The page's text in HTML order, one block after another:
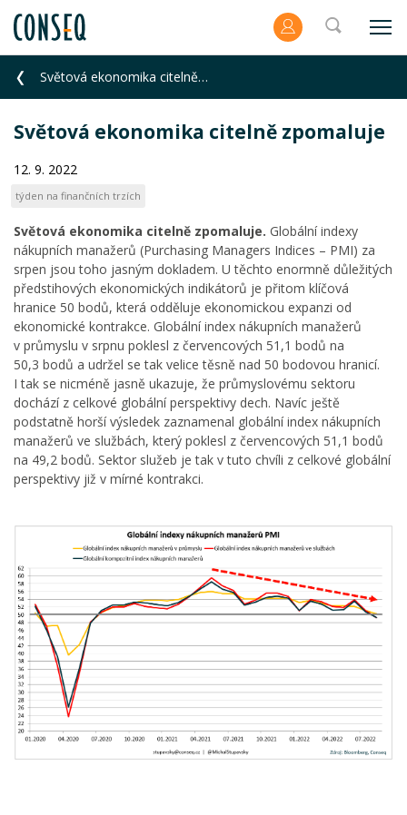
Světová ekonomika citelně zpomaluje
Světová ekonomika citelně zpomaluje
12. 9. 2022
týden na finančních trzích
Světová ekonomika citelně zpomaluje. Globální indexy
nákupních manažerů (Purchasing Managers Indices – PMI) za
srpen jsou toho jasným dokladem. U těchto enormně důležitých
předstihových ekonomických indikátorů je přitom klíčová
hranice 50 bodů, která odděluje ekonomickou expanzi od
ekonomické kontrakce. Globální index nákupních manažerů
v průmyslu v srpnu poklesl z červencových 51,1 bodů na
50,3 bodů a udržel se tak velice těsně nad 50 bodovou hranicí.
I tak se nicméně jasně ukazuje, že průmyslovému sektoru
dochází z celkové globální perspektivy dech. Navíc ještě
podstatně horší výsledek zaznamenal globální index nákupních
manažerů ve službách, který poklesl z červencových 51,1 bodů
na 49,2 bodů. Sektor služeb je tak v tuto chvíli z celkové globální
perspektivy již v mírné kontrakci.